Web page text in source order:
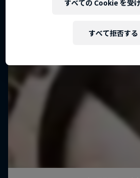
すべて拒否する
すべての Cookie を受